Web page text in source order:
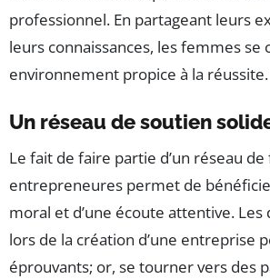
professionnel. En partageant leurs
leurs connaissances, les femmes se
environnement propice à la réussite.
Un réseau de soutien
Le fait de faire partie d’un réseau
entrepreneures permet de
moral et d’une écoute attentive.
lors de la création d’une entreprise
éprouvants; or, se tourner vers des